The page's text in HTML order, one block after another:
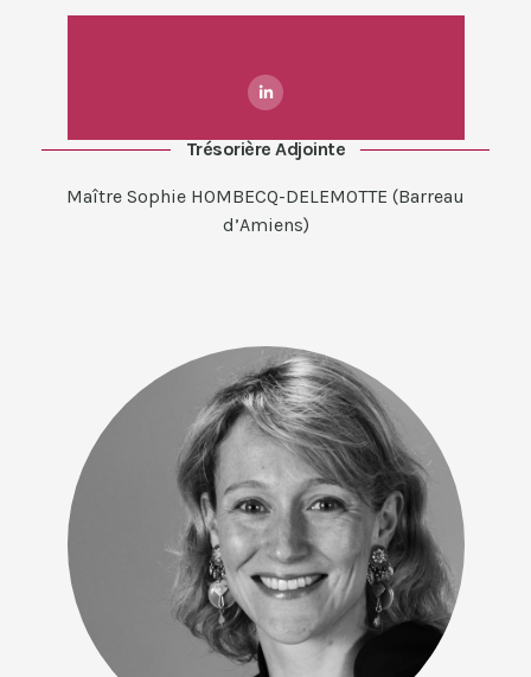
Trésorière Adjointe
Maître Sophie HOMBECQ-DELEMOTTE (Barreau
d’Amiens)